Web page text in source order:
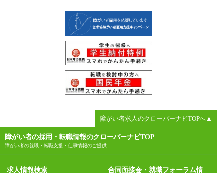
障がい者求人のクローバーナビTOPへ▲
障がい者の採用・転職情報のクローバーナビTOP
障がい者の就職・転職支援・仕事情報のご提供
求人情報検索
合同面接会・就職フォーラム情